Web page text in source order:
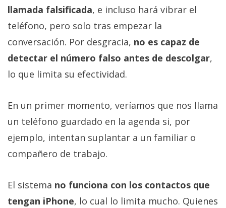
llamada falsificada, e incluso hará vibrar el
teléfono, pero solo tras empezar la
conversación. Por desgracia, no es capaz de
detectar el número falso antes de descolgar,
lo que limita su efectividad.
En un primer momento, veríamos que nos llama
un teléfono guardado en la agenda si, por
ejemplo, intentan suplantar a un familiar o
compañero de trabajo.
El sistema no funciona con los contactos que
tengan iPhone, lo cual lo limita mucho. Quienes